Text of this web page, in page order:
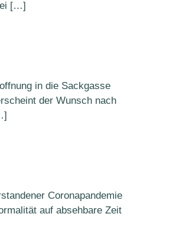
[…]
in die Sackgasse
der Wunsch nach
Coronapandemie
auf absehbare Zeit